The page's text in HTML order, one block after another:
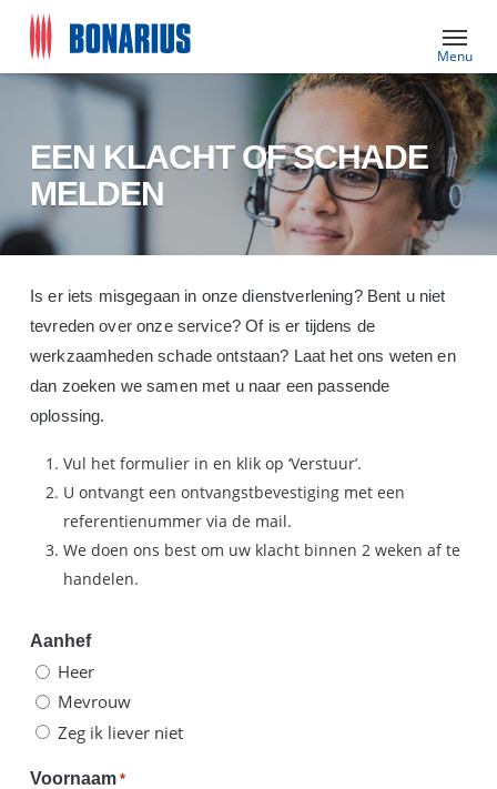
main
Menu
EEN KLACHT OF SCHADE
MELDEN
Is er iets misgegaan in onze dienstverlening? Bent u niet
tevreden over onze service? Of is er tijdens de
werkzaamheden schade ontstaan? Laat het ons weten en
dan zoeken we samen met u naar een passende
oplossing.
Vul het formulier in en klik op ‘Verstuur’.
U ontvangt een ontvangstbevestiging met een
referentienummer via de mail.
We doen ons best om uw klacht binnen 2 weken af te
handelen.
Aanhef
Heer
Mevrouw
Zeg ik liever niet
Voornaam *